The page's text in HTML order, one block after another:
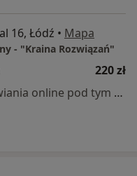
16, Łódź • Mapa
- "Kraina Rozwiązań"
220 zł
Specjalista nie oferuje umawiania online pod tym adresem.